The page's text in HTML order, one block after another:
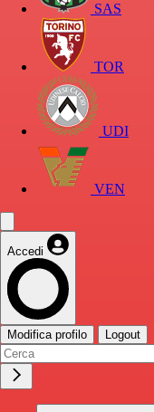
SAS
TOR
UDI
VEN
Accedi
Modifica profilo Logout